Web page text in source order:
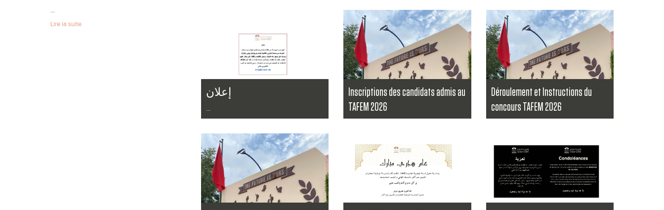
...
Lire la suite
إعلان
...
Inscriptions des candidats admis au
TAFEM 2026
Déroulement et Instructions du
concours TAFEM 2026